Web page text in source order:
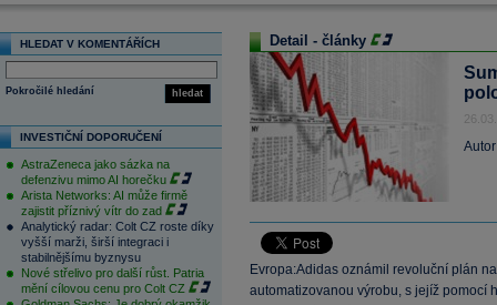
HLEDAT V KOMENTÁŘÍCH
hledat
Pokročilé hledání
INVESTIČNÍ DOPORUČENÍ
AstraZeneca jako sázka na
defenzivu mimo AI horečku
Arista Networks: AI může firmě
zajistit příznivý vítr do zad
Analytický radar: Colt CZ roste díky
vyšší marži, širší integraci i
stabilnějšímu byznysu
Nové střelivo pro další růst. Patria
mění cílovou cenu pro Colt CZ
Detail - články
Evropa:Adidas oznámil revoluční plán
automatizovanou výrobu, s jejíž pomocí